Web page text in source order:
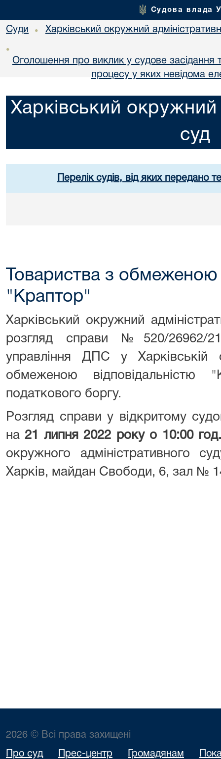
Судова влада
Суди • Харківський окружний
•
Оголошення про виклик у судове засідання
процесу у яких невідома
Харківський окружний
суд
Перелік судів, від яких передано
Товариства з обмеженою
"Краптор"
Харківський окружний
розгляд справи №520/26962/
управління ДПС у Харківській
обмеженою відповідальністю
податкового боргу.
Розгляд справи у відкритому
на21 липня 2022 року о 10:00
окружного адміністративного
Харків, майдан Свободи, 6, зал №
2026 © Всі права захищені
Про суд Прес-центр Громадянам